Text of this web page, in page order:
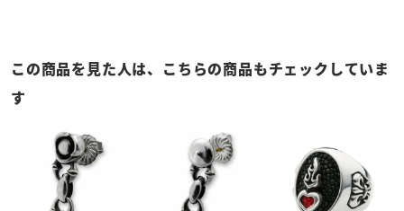
この商品を見た人は、こちらの商品もチェックしていま
す